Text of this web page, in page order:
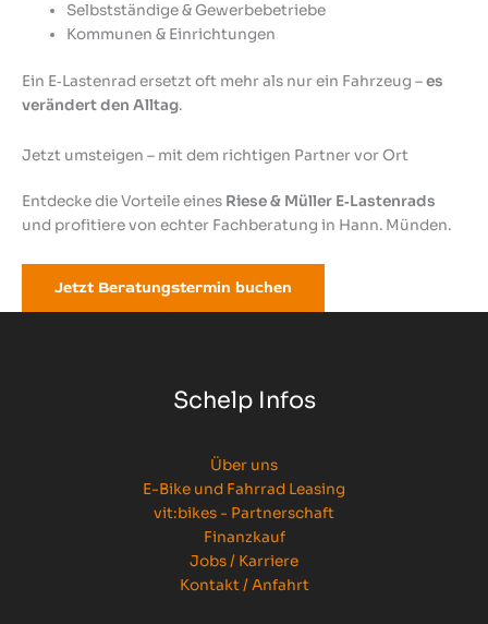
Selbstständige & Gewerbebetriebe
Kommunen & Einrichtungen
Ein E‑Lastenrad ersetzt oft mehr als nur ein Fahrzeug –es
verändert den Alltag.
Jetzt umsteigen – mit dem richtigen Partner vor Ort
Entdecke die Vorteile eines Riese & Müller E‑Lastenrads
und profitiere von echter Fachberatung in Hann. Münden.
Jetzt Beratungstermin buchen
Schelp Infos
Über uns
E-Bike und Fahrrad Leasing
vit:bikes - Partnerschaft
Finanzkauf
Jobs / Karriere
Kontakt / Anfahrt